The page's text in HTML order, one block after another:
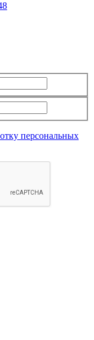
персональных